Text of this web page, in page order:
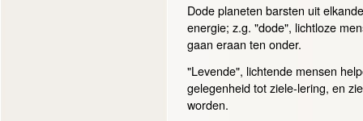
Dode planeten barsten uit
energie; z.g. "dode", lichtloze
gaan eraan ten onder.
"Levende", lichtende mensen
gelegenheid tot ziele-lering, en
worden.